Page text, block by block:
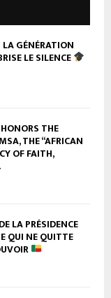
GÉNÉRATION
LE SILENCE
THE
THE “AFRICAN
OF FAITH,
LA PRÉSIDENCE
QUI NE QUITTE